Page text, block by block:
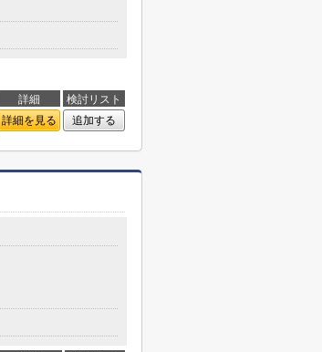
詳細
検討リスト
詳細を見る 追加する